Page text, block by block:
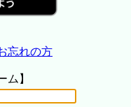
忘れの方
ム】